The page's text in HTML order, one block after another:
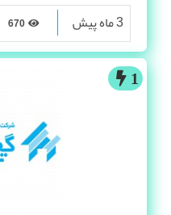
3 ماه پیش
1